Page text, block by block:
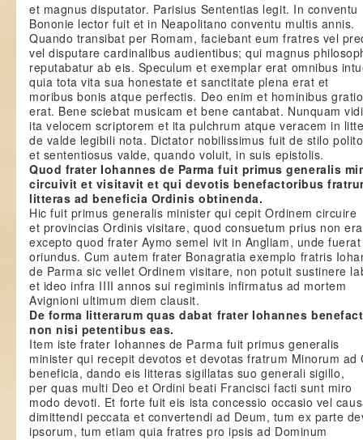
et magnus disputator. Parisius Sententias legit. In conventu
Bononie lector fuit et in Neapolitano conventu multis annis.
Quando transibat per Romam, faciebant eum fratres vel
vel disputare cardinalibus audientibus; qui magnus
reputabatur ab eis. Speculum et exemplar erat omnibus
quia tota vita sua honestate et sanctitate plena erat et
moribus bonis atque perfectis. Deo enim et hominibus
erat. Bene sciebat musicam et bene cantabat. Nunquam vidi
ita velocem scriptorem et ita pulchrum atque veracem in
de valde legibili nota. Dictator nobilissimus fuit de stilo polito
et sententiosus valde, quando voluit, in suis epistolis.
Quod frater Iohannes de Parma fuit primus generalis
circuivit et visitavit et qui devotis benefactoribus
litteras ad beneficia Ordinis obtinenda.
Hic fuit primus generalis minister qui cepit Ordinem circuire
et provincias Ordinis visitare, quod consuetum prius non
excepto quod frater Aymo semel ivit in Angliam, unde fuerat
oriundus. Cum autem frater Bonagratia exemplo fratris
de Parma sic vellet Ordinem visitare, non potuit sustinere
et ideo infra IIII annos sui regiminis infirmatus ad mortem
Avignioni ultimum diem clausit.
De forma litterarum quas dabat frater Iohannes
non nisi petentibus eas.
Item iste frater Iohannes de Parma fuit primus generalis
minister qui recepit devotos et devotas fratrum Minorum ad
beneficia, dando eis litteras sigillatas suo generali sigillo,
per quas multi Deo et Ordini beati Francisci facti sunt miro
modo devoti. Et forte fuit eis ista concessio occasio vel
dimittendi peccata et convertendi ad Deum, tum ex parte
ipsorum, tum etiam quia fratres pro ipsis ad Dominum